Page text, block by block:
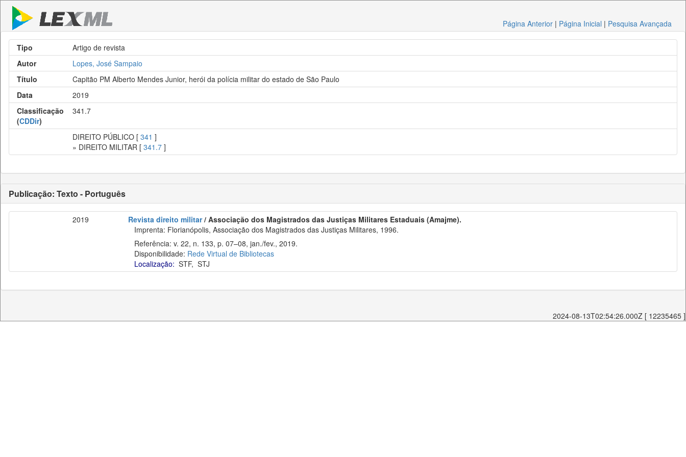
Página Anterior | Página Inicial | Pesquisa Avançada
Tipo
Artigo de revista
Autor
Lopes, José Sampaio
Título
Capitão PM Alberto Mendes Junior, herói da polícia militar do estado de São Paulo
Data
2019
Classificação
(CDDir)
341.7
DIREITO PÚBLICO [ 341 ]
» DIREITO MILITAR [ 341.7 ]
Publicação: Texto - Português
2019 Revista direito militar/ Associação dos Magistrados das Justiças Militares Estaduais (Amajme).
Imprenta: Florianópolis, Associação dos Magistrados das Justiças Militares, 1996.
Referência: v. 22, n. 133, p. 07–08, jan./fev., 2019.
Disponibilidade: Rede Virtual de Bibliotecas
Localização: STF, STJ
2024-08-13T02:54:26.000Z [ 12235465 ]